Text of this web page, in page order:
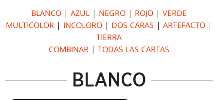
BLANCO | AZUL | NEGRO | ROJO | VERDE
MULTICOLOR | INCOLORO | DOS CARAS | ARTEFACTO |
TIERRA
COMBINAR | TODAS LAS CARTAS
BLANCO